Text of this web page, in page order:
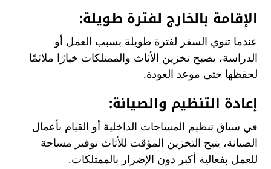
الإقامة بالخارج لفترة طويلة:
عندما تنوي السفر لفترة طويلة بسبب العمل أو
الدراسة، يصبح تخزين الأثاث والممتلكات خيارًا ملائمًا
لحفظها حتى موعد العودة.
إعادة التنظيم والصيانة:
في سياق تنظيم المساحات الداخلية أو القيام بأعمال
الصيانة، يتيح التخزين المؤقت للأثاث توفير مساحة
للعمل بفعالية أكبر دون الإضرار بالممتلكات.